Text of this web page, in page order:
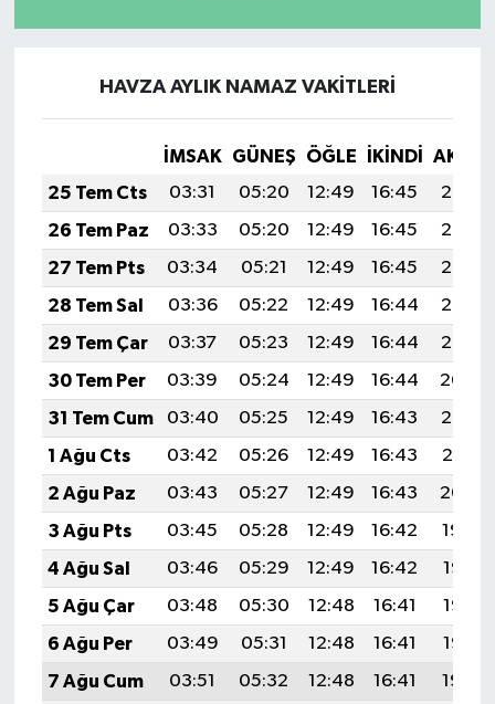
HAVZA AYLIK NAMAZ VAKITLERI
İMSAK GÜNEŞ ÖĞLE İKINDI
25 Tem Cts
03:31 05:20 12:49 16:45
20:08
26 Tem Paz
03:33 05:20 12:49 16:45
20:07
27 Tem Pts
03:34 05:21 12:49 16:45
20:06
28 Tem Sal
03:36 05:22 12:49 16:44
20:05
29 Tem Çar
03:37 05:23 12:49 16:44
20:05
30 Tem Per
03:39 05:24 12:49 16:44
20:04
31 Tem Cum
03:40 05:25 12:49 16:43
20:02
1 Ağu Cts
03:42 05:26 12:49 16:43
20:01
2 Ağu Paz
03:43 05:27 12:49 16:43
20:00
3 Ağu Pts
03:45 05:28 12:49 16:42
19:59
4 Ağu Sal
03:46 05:29 12:49 16:42
19:58
5 Ağu Çar
03:48 05:30 12:48 16:41
19:57
6 Ağu Per
03:49 05:31 12:48 16:41
19:56
7 Ağu Cum
03:51 05:32 12:48 16:41
19:54